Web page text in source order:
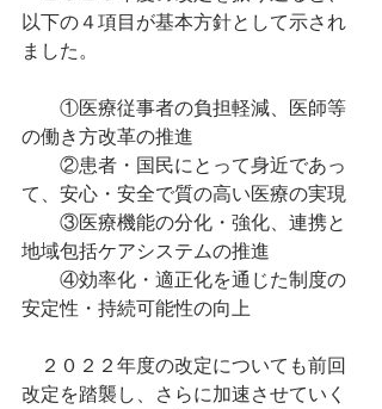
以下の４項目が基本方針として示され
ました。
①医療従事者の負担軽減、医師等
の働き方改革の推進
②患者・国民にとって身近であっ
て、安心・安全で質の高い医療の実現
③医療機能の分化・強化、連携と
地域包括ケアシステムの推進
④効率化・適正化を通じた制度の
安定性・持続可能性の向上
２０２２年度の改定についても前回
改定を踏襲し、さらに加速させていく